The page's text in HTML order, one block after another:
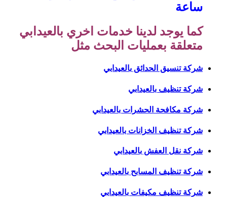
ساعة
كما يوجد لدينا خدمات اخري بالعيدابي
متعلقة بعمليات البحث مثل
شركة تنسيق الحدائق بالعيدابي
شركة تنظيف بالعيدابي
شركة مكافحة الحشرات بالعيدابي
شركة تنظيف الخزانات بالعيدابي
شركة نقل العفش بالعيدابي
شركة تنظيف المسابح بالعيدابي
شركة تنظيف مكيفات بالعيدابي